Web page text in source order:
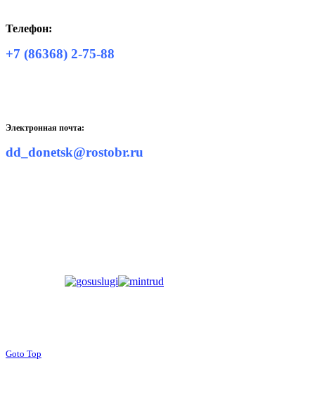
Телефон:
+7 (86368) 2-75-88
Электронная почта:
dd_donetsk@rostobr.ru
Goto Top